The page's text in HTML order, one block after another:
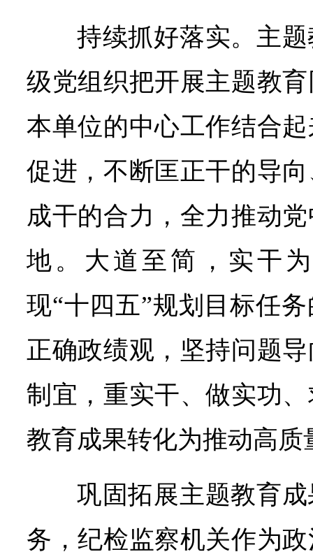
持续抓好落实。主
级党组织把开展主题教
本单位的中心工作结合
促进，不断匡正干的导
成干的合力，全力推动
地。大道至简，实干
现“十四五”规划目标任
正确政绩观，坚持问题
制宜，重实干、做实功
教育成果转化为推动高质
巩固拓展主题教育
务，纪检监察机关作为